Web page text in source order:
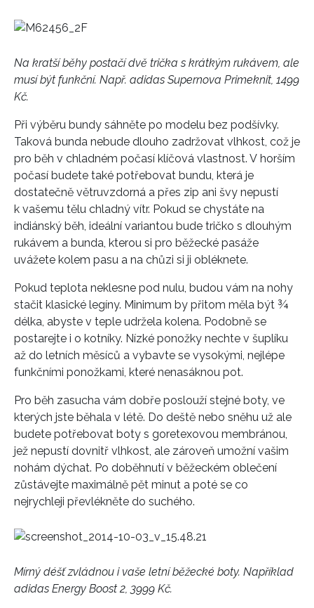
Na kratší běhy postačí dvě trička s krátkým rukávem, ale
musí být funkční. Např. adidas Supernova Primeknit, 1499
Kč.
Při výběru bundy sáhněte po modelu bez podšívky.
Taková bunda nebude dlouho zadržovat vlhkost, což je
pro běh v chladném počasí klíčová vlastnost. V horším
počasí budete také potřebovat bundu, která je
dostatečně větruvzdorná a přes zip ani švy nepustí
k vašemu tělu chladný vítr. Pokud se chystáte na
indiánský běh, ideální variantou bude tričko s dlouhým
rukávem a bunda, kterou si pro běžecké pasáže
uvážete kolem pasu a na chůzi si ji obléknete.
Pokud teplota neklesne pod nulu, budou vám na nohy
stačit klasické legíny. Minimum by přitom měla být ¾
délka, abyste v teple udržela kolena. Podobně se
postarejte i o kotníky. Nízké ponožky nechte v šuplíku
až do letních měsíců a vybavte se vysokými, nejlépe
funkčními ponožkami, které nenasáknou pot.
Pro běh zasucha vám dobře poslouží stejné boty, ve
kterých jste běhala v létě. Do deště nebo sněhu už ale
budete potřebovat boty s goretexovou membránou,
jež nepustí dovnitř vlhkost, ale zároveň umožní vašim
nohám dýchat. Po doběhnutí v běžeckém oblečení
zůstávejte maximálně pět minut a poté se co
nejrychleji převlékněte do suchého.
Mírný déšť zvládnou i vaše letní běžecké boty. Například
adidas Energy Boost 2, 3999 Kč.